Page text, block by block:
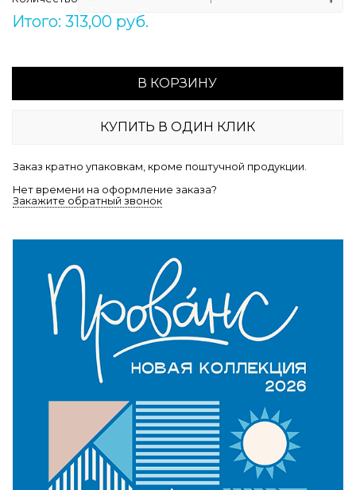
Итого: 313,00 руб.
В КОРЗИНУ
КУПИТЬ В ОДИН КЛИК
Заказ кратно упаковкам, кроме поштучной продукции.
Нет времени на оформление заказа?
Закажите обратный звонок